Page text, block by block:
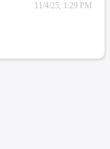
11/4/25, 1:29 PM